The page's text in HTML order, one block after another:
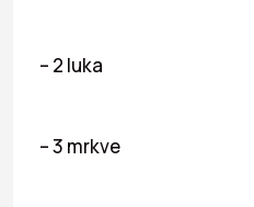
– 2 luka
– 3 mrkve